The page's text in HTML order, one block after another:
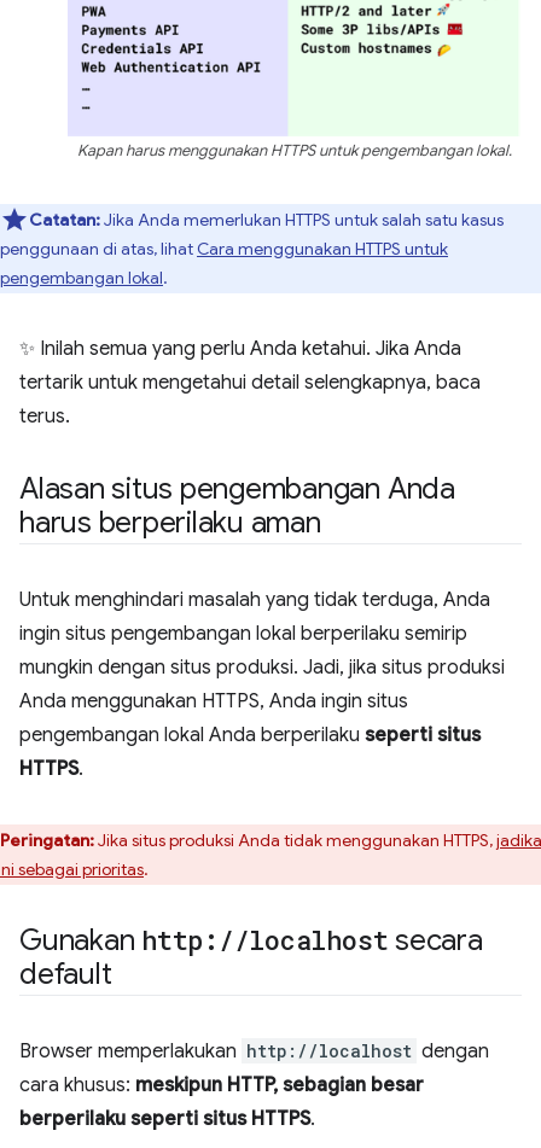
Kapan harus menggunakan HTTPS untuk pengembangan lokal.
Catatan:Jika Anda memerlukan HTTPS untuk salah satu kasus
penggunaan di atas, lihat Cara menggunakan HTTPS untuk
pengembangan lokal.
✨ Inilah semua yang perlu Anda ketahui. Jika Anda
tertarik untuk mengetahui detail selengkapnya, baca
terus.
Alasan situs pengembangan Anda
harus berperilaku aman
Untuk menghindari masalah yang tidak terduga, Anda
ingin situs pengembangan lokal berperilaku semirip
mungkin dengan situs produksi. Jadi, jika situs produksi
Anda menggunakan HTTPS, Anda ingin situs
pengembangan lokal Anda berperilaku seperti situs
HTTPS.
Peringatan:Jika situs produksi Anda tidak menggunakan HTTPS,
sebagai prioritas.
Gunakan http: //localhost secara
default
Browser memperlakukan http://localhost dengan
cara khusus: meskipun HTTP, sebagian besar
berperilaku seperti situs HTTPS.